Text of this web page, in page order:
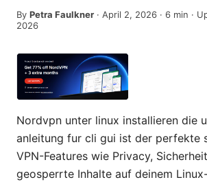
By Petra Faulkner · April 2, 2026 · 6 min ·
2026
Nordvpn unter linux installieren die
anleitung fur cli gui ist der perfekte
VPN-Features wie Privacy,
geosperrte Inhalte auf deinem